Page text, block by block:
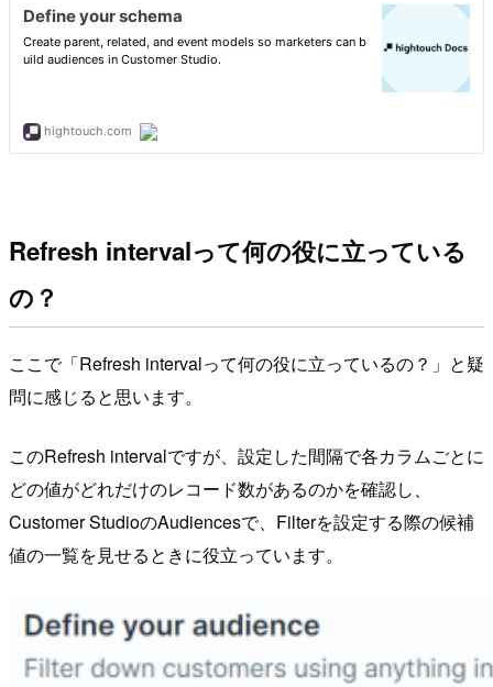
Refresh intervalって何の役に立っている
の？
ここで「Refresh intervalって何の役に立っているの？」と疑
問に感じると思います。
このRefresh intervalですが、設定した間隔で各カラムごとに
どの値がどれだけのレコード数があるのかを確認し、
Customer StudioのAudiencesで、Filterを設定する際の候補
値の一覧を見せるときに役立っています。